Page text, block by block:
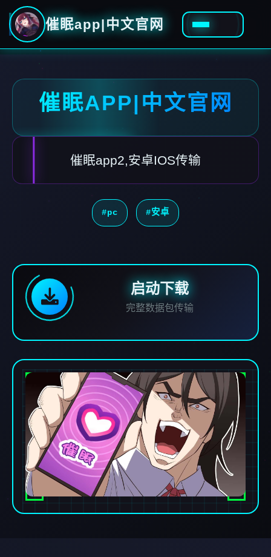
催眠app|中文官网
催眠APP|中文官网
催眠app2,安卓IOS传输
#pc #安卓
启动下载
完整数据包传输